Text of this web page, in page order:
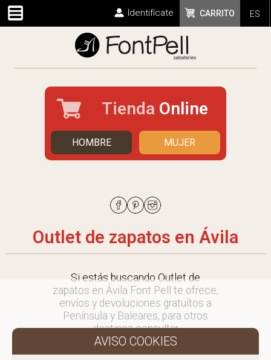
ES
CARRITO
Identifícate
Tienda Online
HOMBRE MUJER
Outlet de zapatos en Ávila
Si estás buscando Outlet de
zapatos en Ávila Font Pell te ofrece,
envíos y devoluciones gratuítos a
Península y Baleares, para otros
destinos consultar
en comercial@fontpell.com.